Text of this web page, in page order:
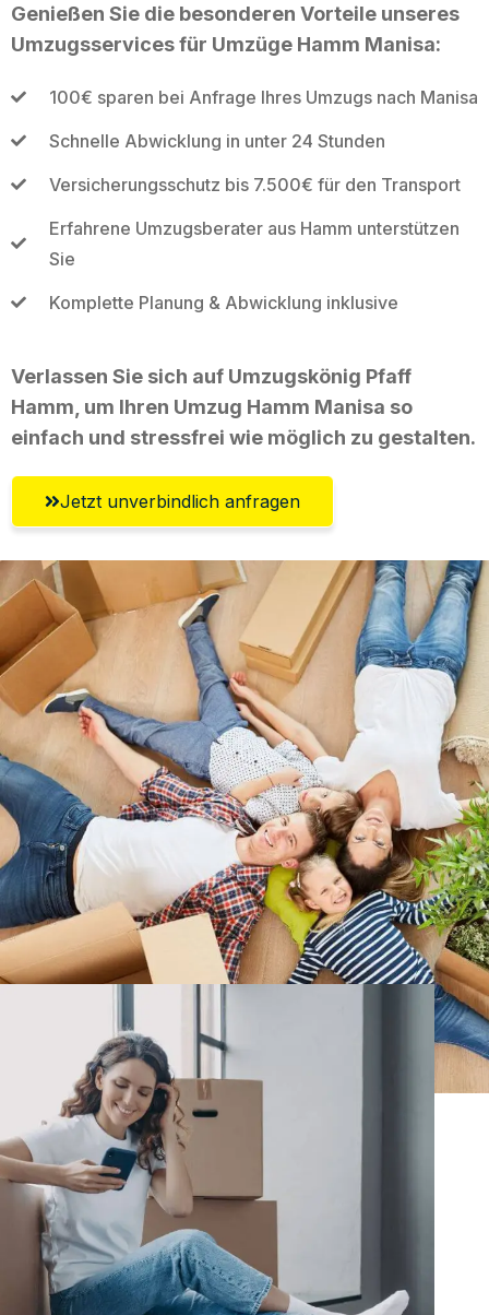
Genießen Sie die besonderen Vorteile unseres
Umzugsservices für Umzüge Hamm Manisa:
100€ sparen bei Anfrage Ihres Umzugs nach Manisa
Schnelle Abwicklung in unter 24 Stunden
Versicherungsschutz bis 7.500€ für den Transport
Erfahrene Umzugsberater aus Hamm unterstützen
Sie
Komplette Planung & Abwicklung inklusive
Verlassen Sie sich auf Umzugskönig Pfaff
Hamm, um Ihren Umzug Hamm Manisa so
einfach und stressfrei wie möglich zu gestalten.
Jetzt unverbindlich anfragen